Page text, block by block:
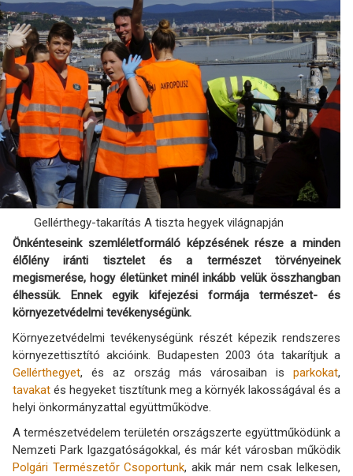
Gellérthegy-takarítás A tiszta hegyek világnapján
Önkénteseink szemléletformáló képzésének része a minden
élőlény iránti tisztelet és a természet törvényeinek
megismerése, hogy életünket minél inkább velük összhangban
élhessük. Ennek egyik kifejezési formája természet- és
környezetvédelmi tevékenységünk.
Környezetvédelmi tevékenységünk részét képezik rendszeres
környezettisztító akcióink. Budapesten 2003 óta takarítjuk a
Gellérthegyet, és az ország más városaiban is parkokat,
tavakat és hegyeket tisztítunk meg a környék lakosságával és a
helyi önkormányzattal együttműködve.
A természetvédelem területén országszerte együttműködünk a
Nemzeti Park Igazgatóságokkal, és már két városban működik
Polgári Természetőr Csoportunk, akik már nem csak lelkesen,